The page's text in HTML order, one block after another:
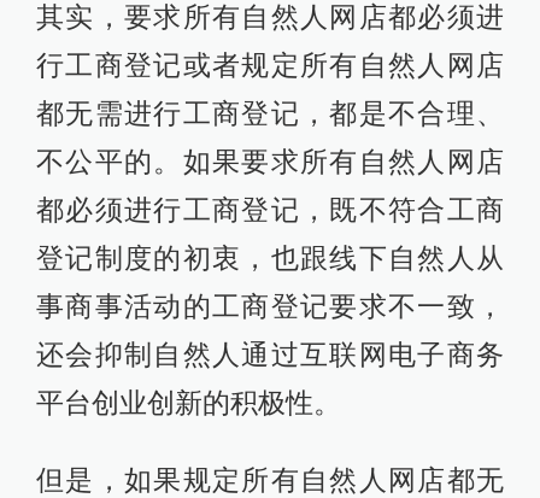
其实，要求所有自然人网店都必须进
行工商登记或者规定所有自然人网店
都无需进行工商登记，都是不合理、
不公平的。如果要求所有自然人网店
都必须进行工商登记，既不符合工商
登记制度的初衷，也跟线下自然人从
事商事活动的工商登记要求不一致，
还会抑制自然人通过互联网电子商务
平台创业创新的积极性。
但是，如果规定所有自然人网店都无